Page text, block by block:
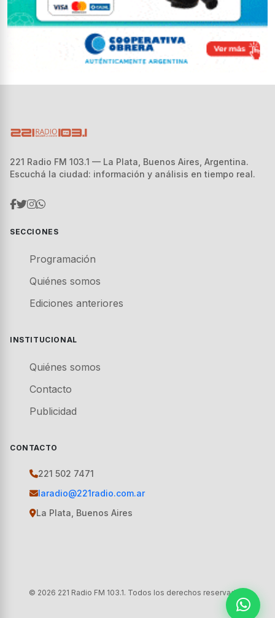
221 Radio FM 103.1 — La Plata, Buenos Aires, Argentina.
Escuchá la ciudad: información y análisis en tiempo real.
SECCIONES
Programación
Quiénes somos
Ediciones anteriores
INSTITUCIONAL
Quiénes somos
Contacto
Publicidad
CONTACTO
221 502 7471
laradio@221radio.com.ar
La Plata, Buenos Aires
© 2026 221 Radio FM 103.1. Todos los derechos reservados.